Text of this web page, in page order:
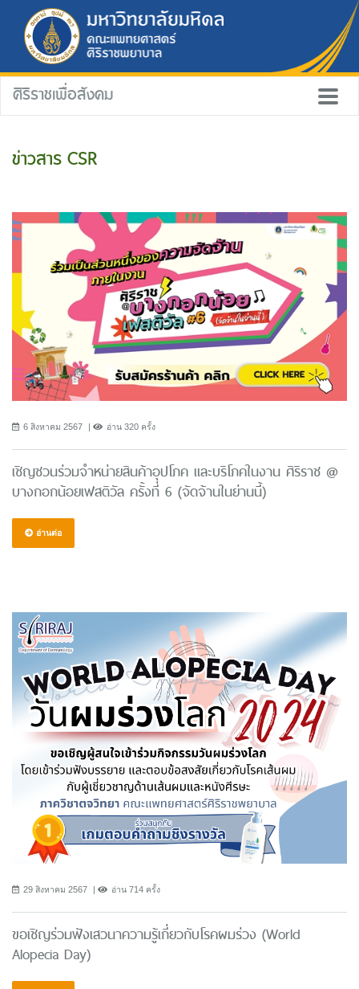
ศิริราชเพื่อสังคม
ข่าวสาร CSR
6 สิงหาคม 2567 อ่าน 320 ครั้ง
เชิญชวนร่วมจำหน่ายสินค้าอุปโภค และบริโภคในงาน ศิริราช @
บางกอกน้อยเฟสติวัล ครั้งที่ 6 (จัดจ้านในย่านนี้)
อ่านต่อ
29 สิงหาคม 2567 อ่าน 714 ครั้ง
ขอเชิญร่วมฟังเสวนาความรู้เกี่ยวกับโรคผมร่วง (World
Alopecia Day)